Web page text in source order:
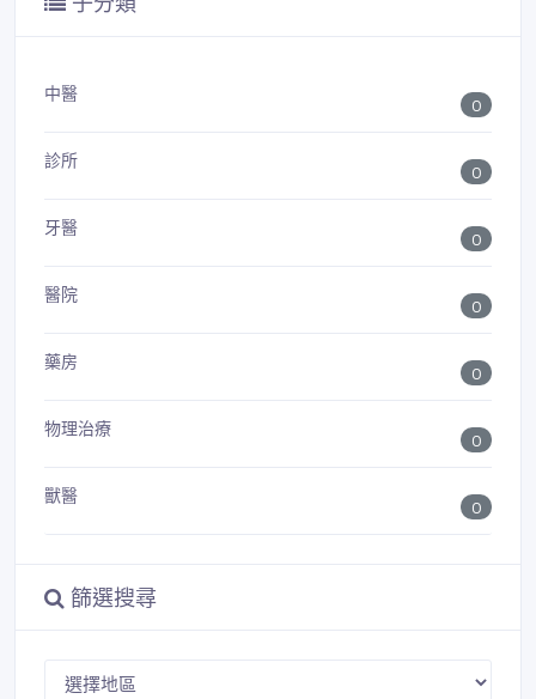
中醫
0
診所
0
牙醫
0
醫院
0
藥房
0
物理治療
0
獸醫
0
篩選搜尋